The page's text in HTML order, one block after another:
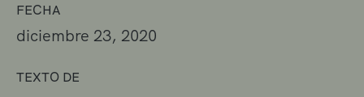
FECHA
diciembre 23, 2020
TEXTO DE